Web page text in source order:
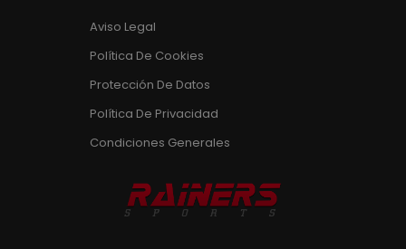
Aviso Legal
Política De Cookies
Protección De Datos
Política De Privacidad
Condiciones Generales